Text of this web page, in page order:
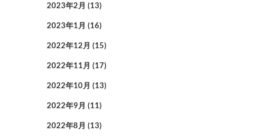
2023年2月 (13)
2023年1月 (16)
2022年12月 (15)
2022年11月 (17)
2022年10月 (13)
2022年9月 (11)
2022年8月 (13)